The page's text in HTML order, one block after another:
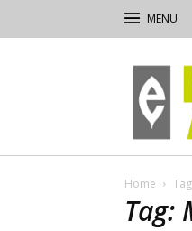
Home Tag
Tag: